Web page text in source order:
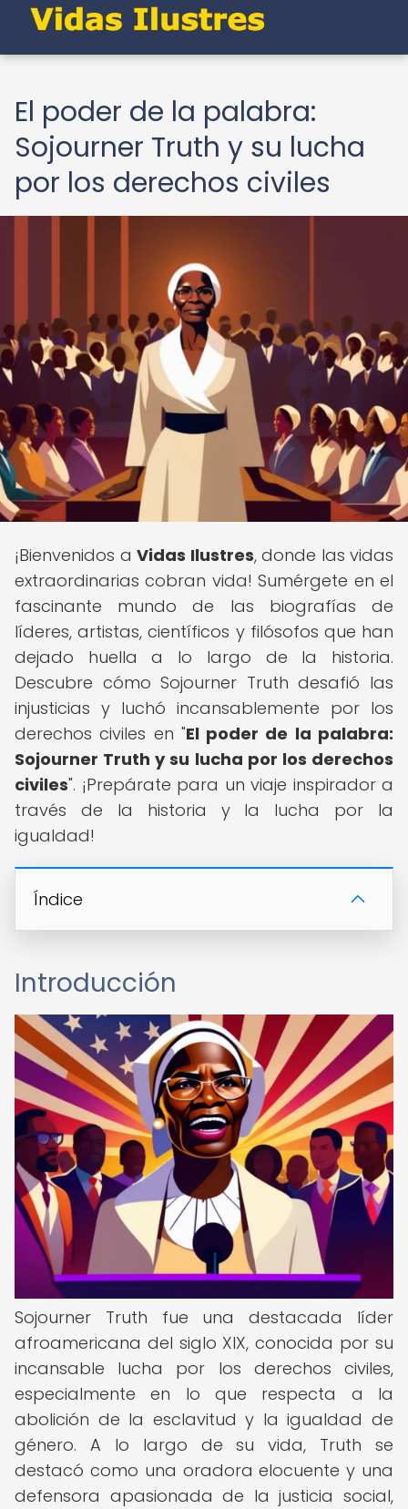
El poder de la palabra:
Sojourner Truth y su lucha
por los derechos civiles
¡Bienvenidos a Vidas Ilustres, donde las vidas
extraordinarias cobran vida! Sumérgete en el
fascinante mundo de las biografías de
líderes, artistas, científicos y filósofos que han
dejado huella a lo largo de la historia.
Descubre cómo Sojourner Truth desafió las
injusticias y luchó incansablemente por los
derechos civiles en "El poder de la palabra:
Sojourner Truth y su lucha por los derechos
civiles". ¡Prepárate para un viaje inspirador a
través de la historia y la lucha por la
igualdad!
Índice
Introducción
Sojourner Truth fue una destacada líder
afroamericana del siglo XIX, conocida por su
incansable lucha por los derechos civiles,
especialmente en lo que respecta a la
abolición de la esclavitud y la igualdad de
género. A lo largo de su vida, Truth se
destacó como una oradora elocuente y una
defensora apasionada de la justicia social,